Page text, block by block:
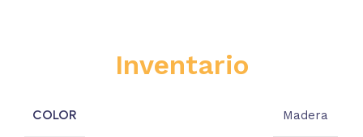
Inventario
COLOR Madera